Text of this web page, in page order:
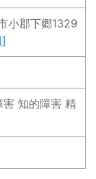
小郡下郷1329
知的障害 精